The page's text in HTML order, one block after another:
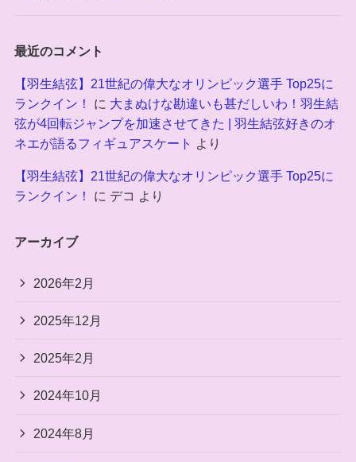
最近のコメント
【羽生結弦】21世紀の偉大なオリンピック選手 Top25に
ランクイン！
に 大まぬけな勘違いも甚だしいわ！羽生結
弦が4回転ジャンプを加速させてきた | 羽生結弦好きのオ
ネエが語るフィギュアスケート より
【羽生結弦】21世紀の偉大なオリンピック選手 Top25に
ランクイン！
に デコ より
アーカイブ
2026年2月
2025年12月
2025年2月
2024年10月
2024年8月